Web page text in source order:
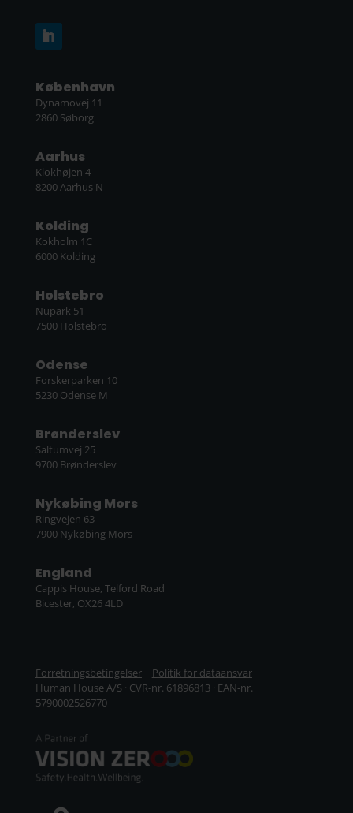
København
Dynamovej 11
2860 Søborg
Aarhus
Klokhøjen 4
8200 Aarhus N
Kolding
Kokholm 1C
6000 Kolding
Holstebro
Nupark 51
7500 Holstebro
Odense
Forskerparken 10
5230 Odense M
Brønderslev
Saltumvej 25
9700 Brønderslev
Nykøbing Mors
Ringvejen 63
7900 Nykøbing Mors
England
Cappis House, Telford Road
Bicester, OX26 4LD
Forretningsbetingelser| Politik for dataansvar
Human House A/S · CVR-nr. 61896813 · EAN-nr.
5790002526770